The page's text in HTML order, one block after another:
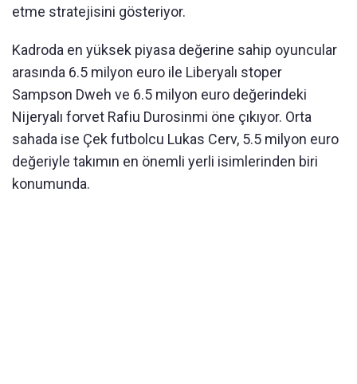
etme stratejisini gösteriyor.
Kadroda en yüksek piyasa değerine sahip oyuncular
arasında 6.5 milyon euro ile Liberyalı stoper
Sampson Dweh ve 6.5 milyon euro değerindeki
Nijeryalı forvet Rafiu Durosinmi öne çıkıyor. Orta
sahada ise Çek futbolcu Lukas Cerv, 5.5 milyon euro
değeriyle takımın en önemli yerli isimlerinden biri
konumunda.